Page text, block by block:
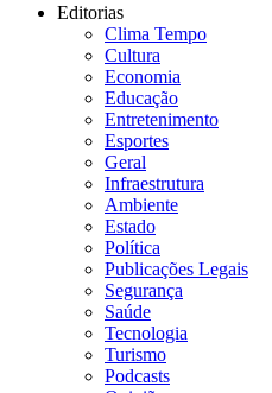
Editorias
Clima Tempo
Cultura
Economia
Educação
Entretenimento
Esportes
Geral
Infraestrutura
Ambiente
Estado
Política
Publicações Legais
Segurança
Saúde
Tecnologia
Turismo
Podcasts